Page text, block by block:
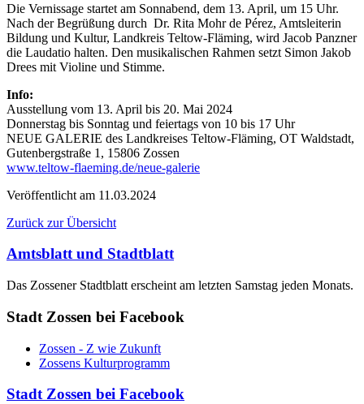
Die Vernissage startet am Sonnabend, dem 13. April, um 15 Uhr.
Nach der Begrüßung durch Dr. Rita Mohr de Pérez, Amtsleiterin
Bildung und Kultur, Landkreis Teltow-Fläming, wird Jacob Panzner
die Laudatio halten. Den musikalischen Rahmen setzt Simon Jakob
Drees mit Violine und Stimme.
Info:
Ausstellung vom 13. April bis 20. Mai 2024
Donnerstag bis Sonntag und feiertags von 10 bis 17 Uhr
NEUE GALERIE des Landkreises Teltow-Fläming, OT Waldstadt,
Gutenbergstraße 1, 15806 Zossen
www.teltow-flaeming.de/neue-galerie
Veröffentlicht am 11.03.2024
Zurück zur Übersicht
Amtsblatt und Stadtblatt
Das Zossener Stadtblatt erscheint am letzten Samstag jeden Monats.
Stadt Zossen bei Facebook
Zossen - Z wie Zukunft
Zossens Kulturprogramm
Stadt Zossen bei Facebook